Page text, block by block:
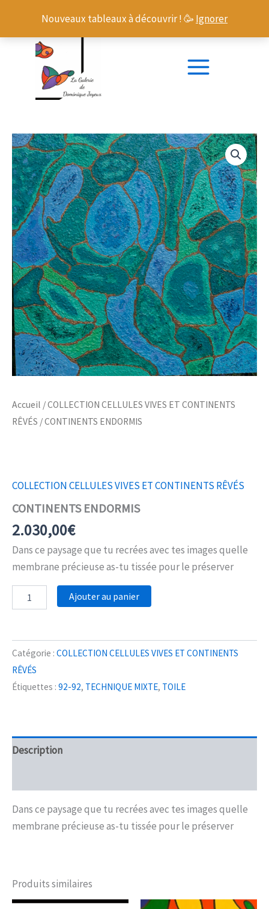
Nouveaux tableaux à découvrir ! 🥳 Ignorer
contenu
Accueil /COLLECTION CELLULES VIVES ET CONTINENTS
RÊVÉS / CONTINENTS ENDORMIS
COLLECTION CELLULES VIVES ET CONTINENTS RÊVÉS
CONTINENTS ENDORMIS
2.030,00€
Dans ce paysage que tu recrées avec tes images quelle
membrane précieuse as-tu tissée pour le préserver
Ajouter au panier
Catégorie : COLLECTION CELLULES VIVES ET CONTINENTS
RÊVÉS
Étiquettes : 92-92, TECHNIQUE MIXTE, TOILE
Description
Dans ce paysage que tu recrées avec tes images quelle
membrane précieuse as-tu tissée pour le préserver
Produits similaires